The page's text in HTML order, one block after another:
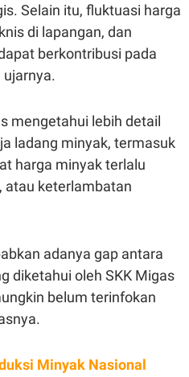
Selain itu, fluktuasi harga
di lapangan, dan
berkontribusi pada
mengetahui lebih detail
ladang minyak, termasuk
harga minyak terlalu
atau keterlambatan
adanya gap antara
diketahui oleh SKK Migas
belum terinfokan
Minyak Nasional